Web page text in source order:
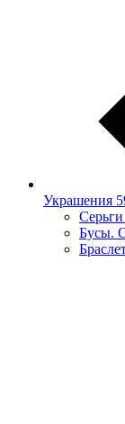
Украшения
Серьги
Бусы.